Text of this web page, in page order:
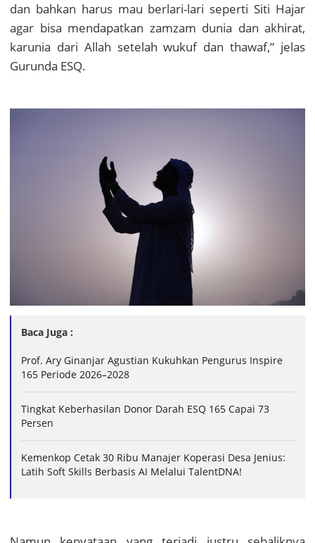
dan bahkan harus mau berlari-lari seperti Siti Hajar
agar bisa mendapatkan zamzam dunia dan akhirat,
karunia dari Allah setelah wukuf dan thawaf,” jelas
Gurunda ESQ.
Baca Juga :
Prof. Ary Ginanjar Agustian Kukuhkan Pengurus Inspire
165 Periode 2026–2028
Tingkat Keberhasilan Donor Darah ESQ 165 Capai 73
Persen
Kemenkop Cetak 30 Ribu Manajer Koperasi Desa Jenius:
Latih Soft Skills Berbasis AI Melalui TalentDNA!